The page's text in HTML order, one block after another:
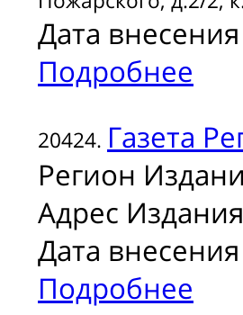
Дата
Подробнее
20424. Газета
Регион
Адрес
Дата
Подробнее